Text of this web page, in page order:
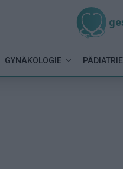
GYNÄKOLOGIE PÄDIATRIE